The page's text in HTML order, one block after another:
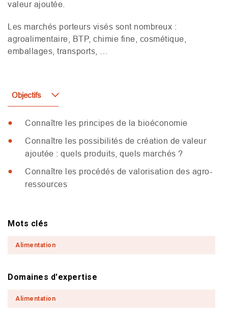
valeur ajoutée.
Les marchés porteurs visés sont nombreux :
agroalimentaire, BTP, chimie fine, cosmétique,
emballages, transports, …
Objectifs
Connaître les principes de la bioéconomie
Connaître les possibilités de création de valeur
ajoutée : quels produits, quels marchés ?
Connaître les procédés de valorisation des agro-
ressources
Mots clés
Alimentation
Domaines d'expertise
Alimentation